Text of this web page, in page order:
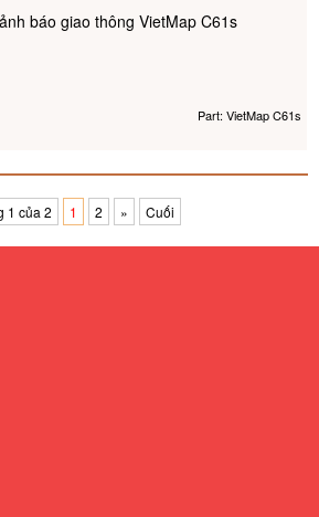
báo giao thông VietMap C61s
Part: VietMap C61s
1 của 2 1 2 » Cuối